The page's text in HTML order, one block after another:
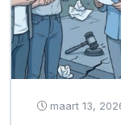
maart 13,